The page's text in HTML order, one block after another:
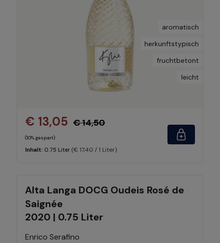
aromatisch
herkunftstypisch
fruchtbetont
leicht
€ 13,05 € 14,50
(10% gespart)
Inhalt: 0.75 Liter (€ 17,40 / 1 Liter)
Alta Langa DOCG Oudeis Rosé de
Saignée
2020 | 0.75 Liter
Enrico Serafino